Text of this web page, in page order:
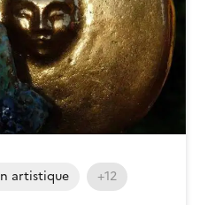
artistique +12